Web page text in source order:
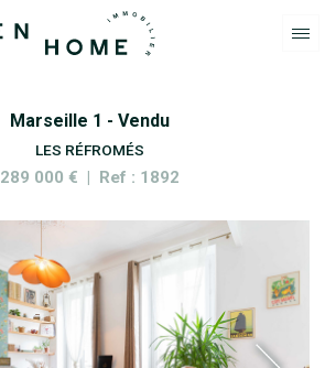
Marseille 1 - Vendu
LES RÉFROMÉS
289 000 € | Ref : 1892